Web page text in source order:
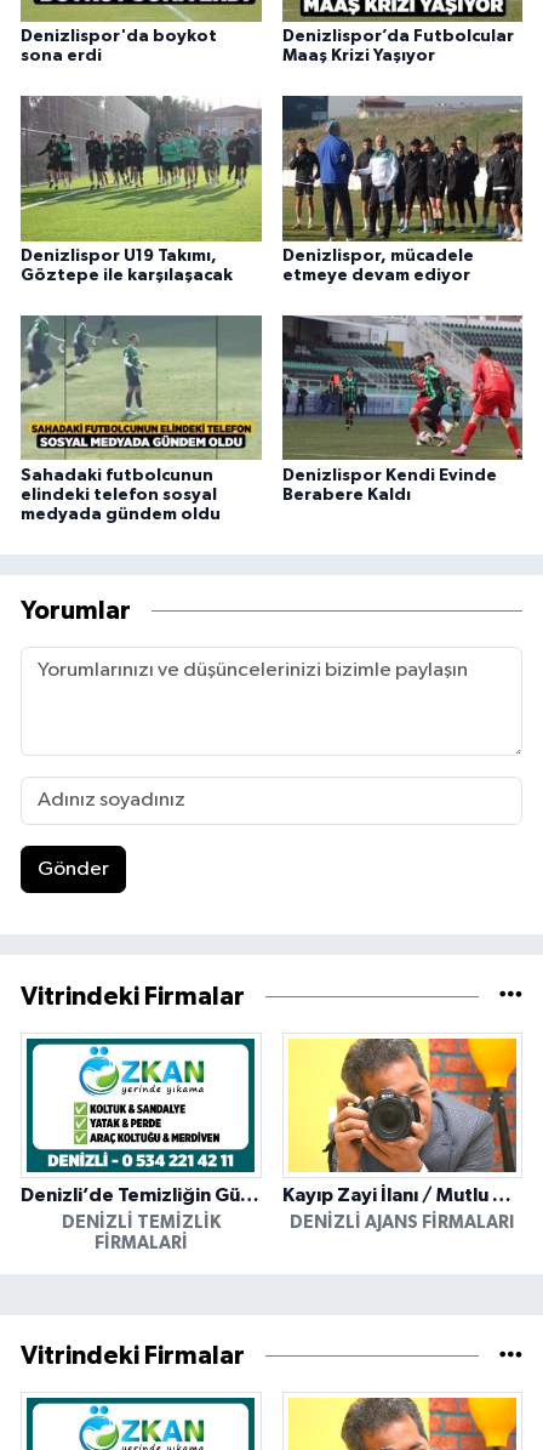
Denizlispor'da boykot
sona erdi
Denizlispor’da Futbolcular
Maaş Krizi Yaşıyor
Denizlispor U19 Takımı,
Göztepe ile karşılaşacak
Denizlispor, mücadele
etmeye devam ediyor
Sahadaki futbolcunun
elindeki telefon sosyal
medyada gündem oldu
Denizlispor Kendi Evinde
Berabere Kaldı
Yorumlar
Gönder
Vitrindeki Firmalar
Denizli’de Temizliğin Güvenilir Adresi: Özkan Yerinde Yıkama
DENIZLI TEMIZLIK
FIRMALARI
Kayıp Zayi İlanı / Mutlu Ajans / Denizli
DENIZLI AJANS FIRMALARI
Vitrindeki Firmalar